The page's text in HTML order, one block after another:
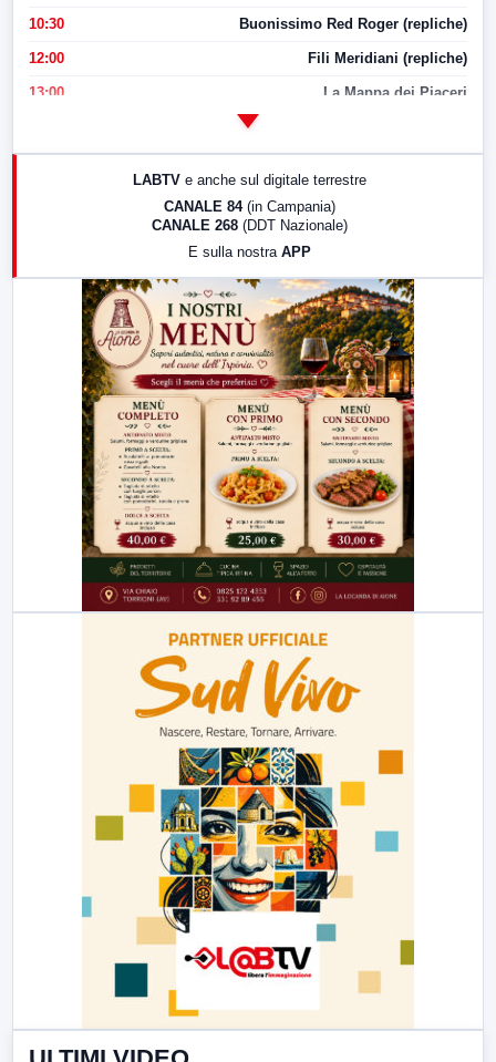
10:30 Buonissimo Red Roger (repliche)
12:00 Fili Meridiani (repliche)
13:00 La Mappa dei Piaceri
LabNews (replica)
LABTV e anche sul digitale terrestre
CANALE 84 (in Campania)
CANALE 268 (DDT Nazionale)
E sulla nostra APP